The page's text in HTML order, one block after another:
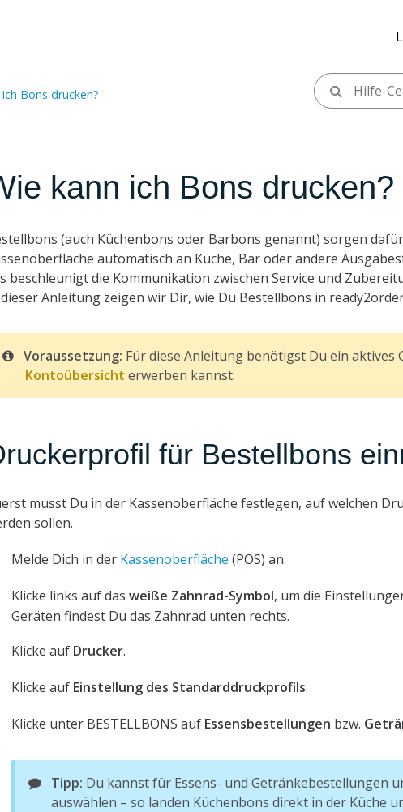
Bons drucken?
kann ich Bons drucken?
(auch Küchenbons oder Barbons genannt) sorgen
automatisch an Küche, Bar oder andere
beschleunigt die Kommunikation zwischen Service und
Anleitung zeigen wir Dir, wie Du Bestellbons in
Voraussetzung: Für diese Anleitung benötigst Du ein aktives
Kontoübersicht erwerben kannst.
für Bestellbons
musst Du in der Kassenoberfläche festlegen, auf welchen
sollen.
Melde Dich in der Kassenoberfläche (POS) an.
Klicke links auf das weiße Zahnrad-Symbol, um die
Geräten findest Du das Zahnrad unten rechts.
Klicke auf Drucker.
Klicke auf Einstellung des Standarddruckprofils.
Klicke unter BESTELLBONS auf Essensbestellungen bzw.
Tipp: Du kannst für Essens- und Getränkebestellungen
auswählen – so landen Küchenbons direkt in der Küche